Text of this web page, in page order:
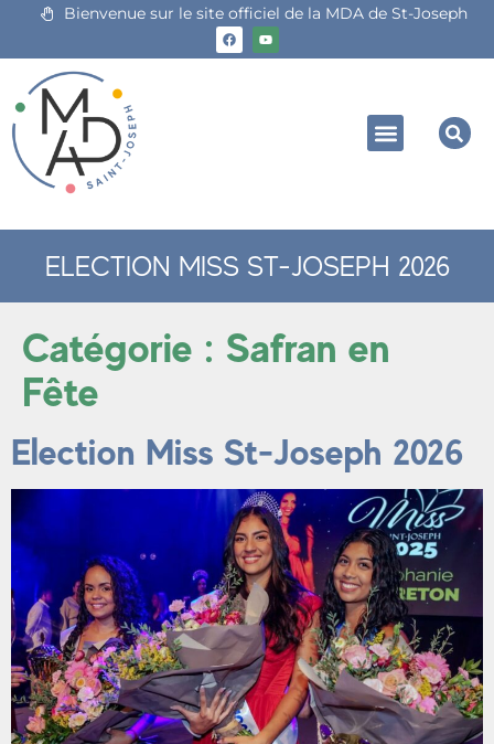
Bienvenue sur le site officiel de la MDA de St-Joseph
ELECTION MISS ST-JOSEPH 2026
Catégorie : Safran en
Fête
Election Miss St-Joseph 2026